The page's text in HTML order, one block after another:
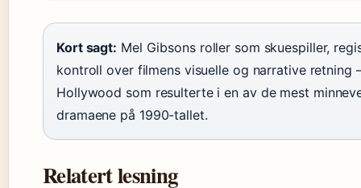
Kort sagt: Mel Gibsons roller som skuespiller,
kontroll over filmens visuelle og narrative retning
Hollywood som resulterte i en av de mest
dramaene på 1990-tallet.
Relatert lesning